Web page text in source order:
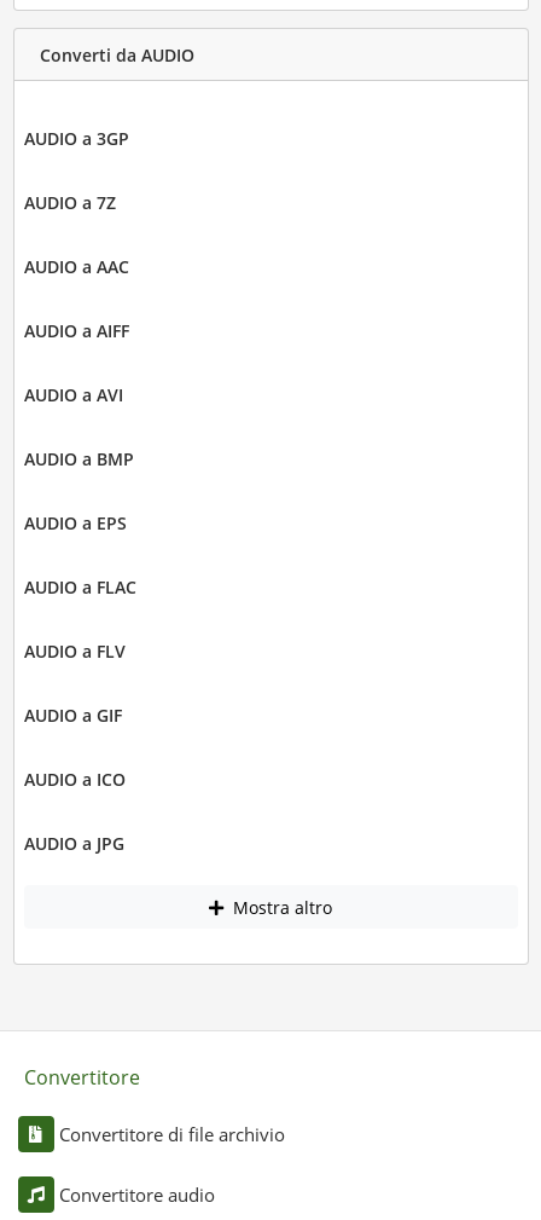
Converti da AUDIO
AUDIO a 3GP
AUDIO a 7Z
AUDIO a AAC
AUDIO a AIFF
AUDIO a AVI
AUDIO a BMP
AUDIO a EPS
AUDIO a FLAC
AUDIO a FLV
AUDIO a GIF
AUDIO a ICO
AUDIO a JPG
Mostra altro
Convertitore
Convertitore di file archivio
Convertitore audio